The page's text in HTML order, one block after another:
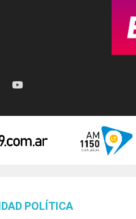
POLÍTICA